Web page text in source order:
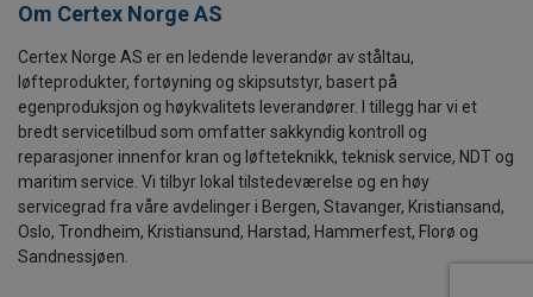
Om Certex Norge AS
Certex Norge AS er en ledende leverandør av ståltau,
løfteprodukter, fortøyning og skipsutstyr, basert på
egenproduksjon og høykvalitets leverandører. I tillegg har vi et
bredt servicetilbud som omfatter sakkyndig kontroll og
reparasjoner innenfor kran og løfteteknikk, teknisk service, NDT og
maritim service. Vi tilbyr lokal tilstedeværelse og en høy
servicegrad fra våre avdelinger i Bergen, Stavanger, Kristiansand,
Oslo, Trondheim, Kristiansund, Harstad, Hammerfest, Florø og
Sandnessjøen.